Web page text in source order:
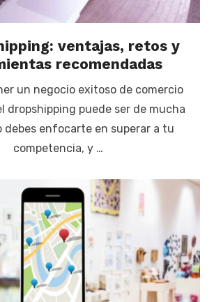
ventajas, retos y
recomendadas
un negocio exitoso de comercio
dropshipping puede ser de mucha
debes enfocarte en superar a tu
competencia, y …